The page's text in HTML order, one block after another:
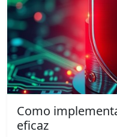
Como
eficaz